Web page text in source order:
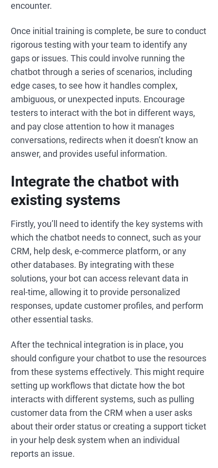
encounter.
Once initial training is complete, be sure to conduct
rigorous testing with your team to identify any
gaps or issues. This could involve running the
chatbot through a series of scenarios, including
edge cases, to see how it handles complex,
ambiguous, or unexpected inputs. Encourage
testers to interact with the bot in different ways,
and pay close attention to how it manages
conversations, redirects when it doesn’t know an
answer, and provides useful information.
Integrate the chatbot with
existing systems
Firstly, you’ll need to identify the key systems with
which the chatbot needs to connect, such as your
CRM, help desk, e-commerce platform, or any
other databases. By integrating with these
solutions, your bot can access relevant data in
real-time, allowing it to provide personalized
responses, update customer profiles, and perform
other essential tasks.
After the technical integration is in place, you
should configure your chatbot to use the resources
from these systems effectively. This might require
setting up workflows that dictate how the bot
interacts with different systems, such as pulling
customer data from the CRM when a user asks
about their order status or creating a support ticket
in your help desk system when an individual
reports an issue.